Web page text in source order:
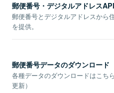
郵便番号・デジタルアドレスAPI
郵便番号とデジタルアドレスから
を提供。
郵便番号データのダウンロード
各種データのダウンロードはこち
更新）